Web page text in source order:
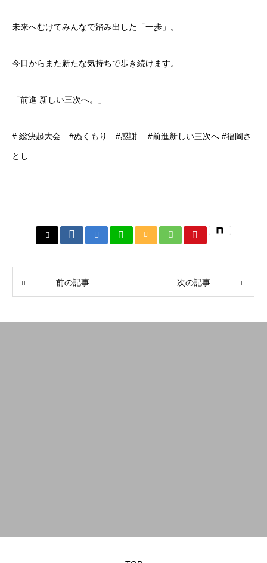
未来へむけてみんなで踏み出した「一歩」。
今日からまた新たな気持ちで歩き続けます。
「前進 新しい三次へ。」
# 総決起大会 #ぬくもり #感謝 #前進新しい三次へ #福岡さ
とし
前の記事 次の記事